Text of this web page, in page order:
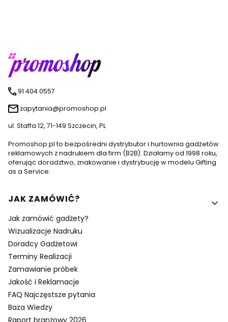
91 404 0557
zapytania@promoshop.pl
ul. Staffa 12, 71-149 Szczecin, PL
Promoshop.pl to bezpośredni dystrybutor i hurtownia gadżetów
reklamowych z nadrukiem dla firm (B2B). Działamy od 1998 roku,
oferując doradztwo, znakowanie i dystrybucję w modelu Gifting
as a Service.
Linki w stopce
JAK ZAMÓWIĆ?
Jak zamówić gadżety?
Wizualizacje Nadruku
Doradcy Gadżetowi
Terminy Realizacji
Zamawianie próbek
Jakość i Reklamacje
FAQ Najczęstsze pytania
Baza Wiedzy